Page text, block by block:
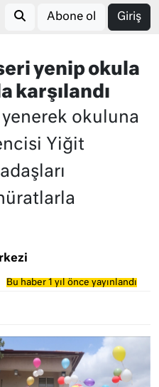
Abone ol Giriş
yenip okula
karşılandı
yenerek okuluna
Yiğit
Bu haber 1 yıl önce yayınlandı